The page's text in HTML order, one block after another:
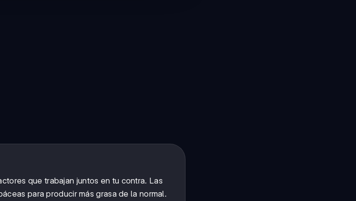
que trabajan juntos en tu contra. Las
para producir más grasa de la normal.